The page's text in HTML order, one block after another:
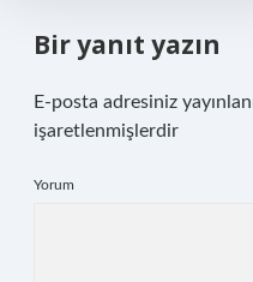
Bir yanıt yazın
E-posta adresiniz
işaretlenmişlerdir
Yorum